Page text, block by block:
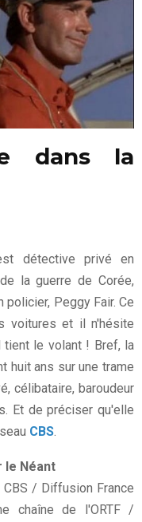
dans la
détective privé en
la guerre de Corée,
policier, Peggy Fair. Ce
voitures et il n'hésite
le volant ! Bref, la
huit ans sur une trame
célibataire, baroudeur
Et de préciser qu'elle
CBS
le Néant
/ Diffusion France
chaîne de l'ORTF /